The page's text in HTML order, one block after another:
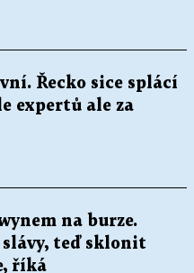
Řecko sice splácí
expertů ale za
na burze.
teď sklonit
říká